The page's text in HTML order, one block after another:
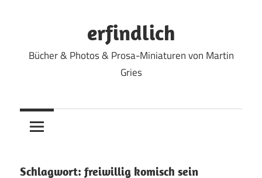
erfindlich
Bücher & Photos & Prosa-Miniaturen von Martin
Gries
Schlagwort: freiwillig komisch sein